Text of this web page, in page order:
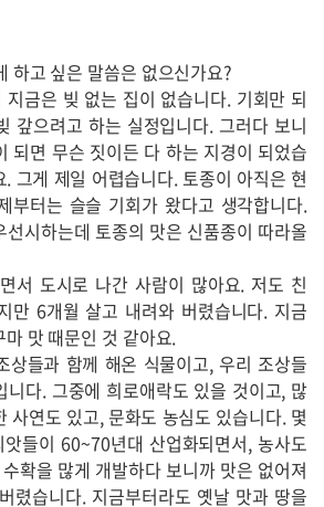
하고 싶은 말씀은 없으신가요?
금은 빚 없는 집이 없습니다. 기회만 되
갚으려고 하는 실정입니다. 그러다 보니
되면 무슨 짓이든 다 하는 지경이 되었습
그게 제일 어렵습니다. 토종이 아직은 현
부터는 슬슬 기회가 왔다고 생각합니다.
시하는데 토종의 맛은 신품종이 따라올
서 도시로 나간 사람이 많아요. 저도 친
만 6개월 살고 내려와 버렸습니다. 지금
맛 때문인 것 같아요.
상들과 함께 해온 식물이고, 우리 조상들
니다. 그중에 희로애락도 있을 것이고, 많
사연도 있고, 문화도 농심도 있습니다. 몇
들이 60~70년대 산업화되면서, 농사도
확을 많게 개발하다 보니까 맛은 없어져
렸습니다. 지금부터라도 옛날 맛과 땅을